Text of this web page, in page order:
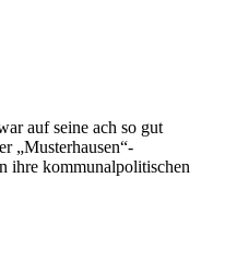
auf seine ach so gut
„Musterhausen“-
ihre kommunalpolitischen